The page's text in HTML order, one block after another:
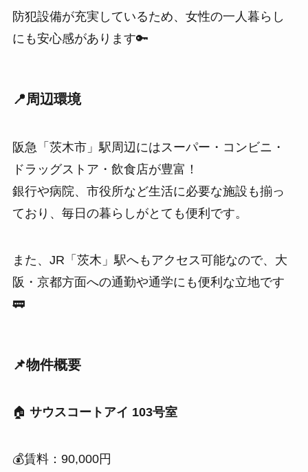
防犯設備が充実しているため、女性の一人暮らし
にも安心感があります🔑
📍周辺環境
阪急「茨木市」駅周辺にはスーパー・コンビニ・
ドラッグストア・飲食店が豊富！
銀行や病院、市役所など生活に必要な施設も揃っ
ており、毎日の暮らしがとても便利です。
また、JR「茨木」駅へもアクセス可能なので、大
阪・京都方面への通勤や通学にも便利な立地です
🚃
📌物件概要
🏠 サウスコートアイ 103号室
💰賃料：90,000円